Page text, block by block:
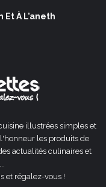
À L’aneth
illustrées simples et
les produits de
actualités culinaires et
et régalez-vous !